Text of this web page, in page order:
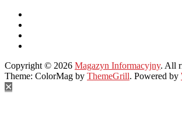
Copyright © 2026 Magazyn Informacyjny. All
Theme: ColorMag by ThemeGrill. Powered by
✕